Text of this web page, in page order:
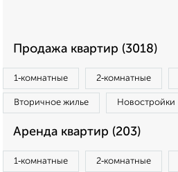
Продажа квартир (3018)
1‑комнатные 2‑комнатные
Вторичное жилье Новостройки
Аренда квартир (203)
1‑комнатные 2‑комнатные